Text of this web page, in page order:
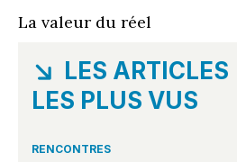
La valeur du réel
LES ARTICLES
LES PLUS VUS
RENCONTRES